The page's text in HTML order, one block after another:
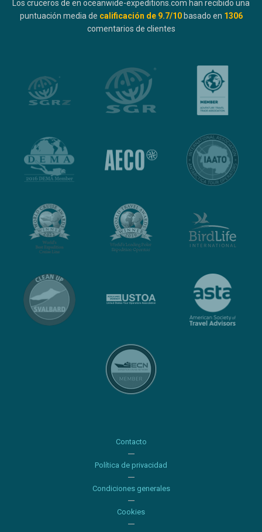
Los cruceros de en oceanwide-expeditions.com han recibido una
puntuación media de calificación de 9.7/10 basado en 1306
comentarios de clientes
Contacto
Política de privacidad
Condiciones generales
Cookies